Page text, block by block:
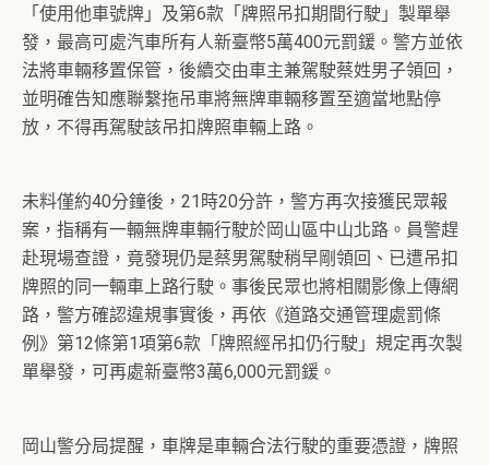
「使用他車號牌」及第6款「牌照吊扣期間行駛」製單舉
發，最高可處汽車所有人新臺幣5萬400元罰鍰。警方並依
法將車輛移置保管，後續交由車主兼駕駛蔡姓男子領回，
並明確告知應聯繫拖吊車將無牌車輛移置至適當地點停
放，不得再駕駛該吊扣牌照車輛上路。
未料僅約40分鐘後，21時20分許，警方再次接獲民眾報
案，指稱有一輛無牌車輛行駛於岡山區中山北路。員警趕
赴現場查證，竟發現仍是蔡男駕駛稍早剛領回、已遭吊扣
牌照的同一輛車上路行駛。事後民眾也將相關影像上傳網
路，警方確認違規事實後，再依《道路交通管理處罰條
例》第12條第1項第6款「牌照經吊扣仍行駛」規定再次製
單舉發，可再處新臺幣3萬6,000元罰鍰。
岡山警分局提醒，車牌是車輛合法行駛的重要憑證，牌照